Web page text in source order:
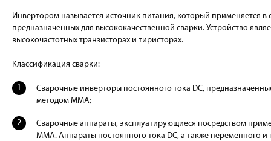
Инвертором называется источник питания, который применяется в
предназначенных для высококачественной сварки. Устройство
высокочастотных транзисторах и тиристорах.
Классификация сварки:
Сварочные инверторы постоянного тока DC,
методом ММА;
Сварочные аппараты, эксплуатирующиеся посредством
MMA. Аппараты постоянного тока DC, а также переменного